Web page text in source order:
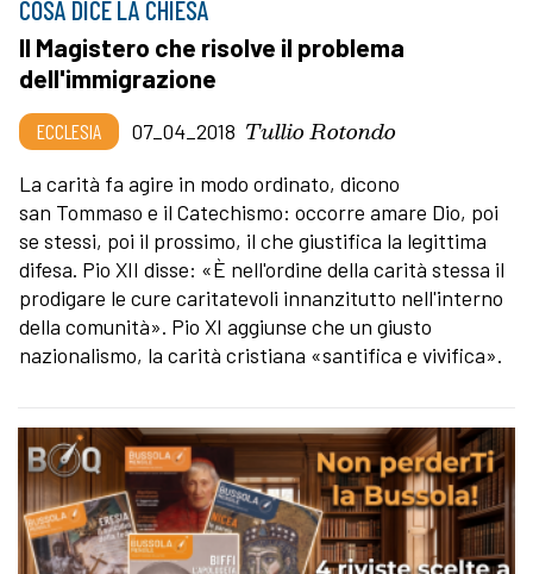
COSA DICE LA CHIESA
Il Magistero che risolve il problema
dell'immigrazione
ECCLESIA 07_04_2018 Tullio Rotondo
La carità fa agire in modo ordinato, dicono
san Tommaso e il Catechismo: occorre amare Dio, poi
se stessi, poi il prossimo, il che giustifica la legittima
difesa. Pio XII disse: «È nell'ordine della carità stessa il
prodigare le cure caritatevoli innanzitutto nell'interno
della comunità». Pio XI aggiunse che un giusto
nazionalismo, la carità cristiana «santifica e vivifica».